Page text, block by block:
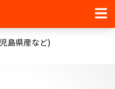
島県産など)